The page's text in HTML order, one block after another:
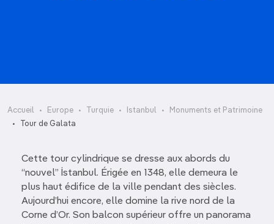
Accueil Europe Turquie Istanbul
Monuments et Patrimoine
Tour de Galata
Cette tour cylindrique se dresse aux abords du
“nouvel” İstanbul. Érigée en 1348, elle demeura le
plus haut édifice de la ville pendant des siècles.
Aujourd’hui encore, elle domine la rive nord de la
Corne d’Or. Son balcon supérieur offre un panorama